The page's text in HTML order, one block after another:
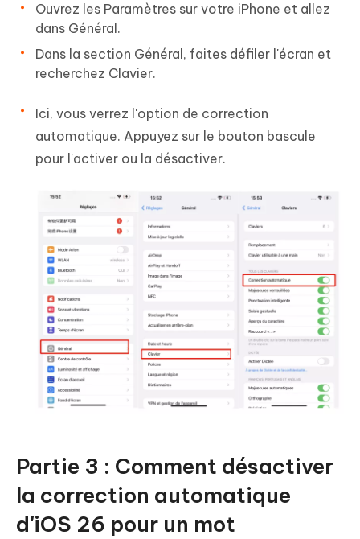
Ouvrez les Paramètres sur votre iPhone et allez
dans Général.
Dans la section Général, faites défiler l'écran et
recherchez Clavier.
Ici, vous verrez l'option de correction
automatique. Appuyez sur le bouton bascule
pour l'activer ou la désactiver.
Partie 3 : Comment désactiver
la correction automatique
d'iOS 26 pour un mot